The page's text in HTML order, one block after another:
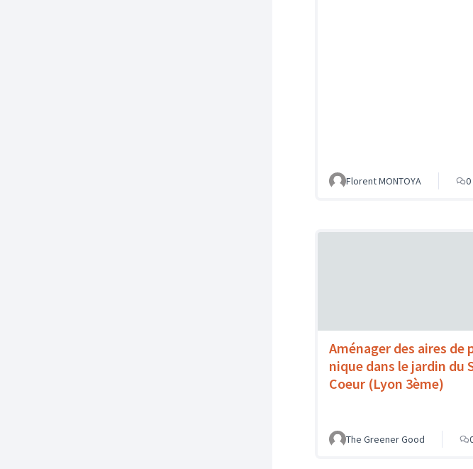
Florent MONTOYA 0
Aménager des aires de
nique dans le jardin du
Coeur (Lyon 3ème)
The Greener Good